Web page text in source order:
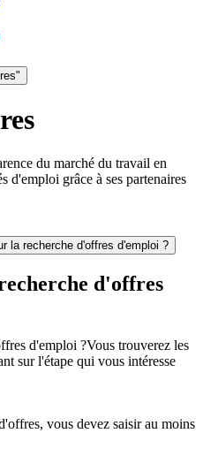
du marché du travail en
d'emploi grâce à ses partenaires
la recherche d'offres d'emploi ?
d'offres
d'emploi ?Vous trouverez les
sur l'étape qui vous intéresse
vous devez saisir au moins